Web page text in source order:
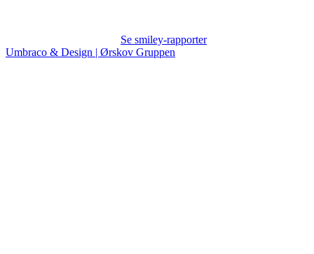
Se smiley-rapporter
Umbraco & Design | Ørskov Gruppen